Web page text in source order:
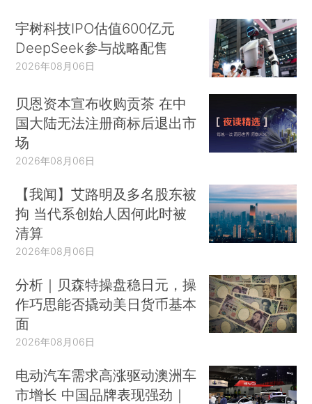
宇树科技IPO估值600亿元
DeepSeek参与战略配售
2026年08月06日
贝恩资本宣布收购贡茶 在中
国大陆无法注册商标后退出市
场
2026年08月06日
【我闻】艾路明及多名股东被
拘 当代系创始人因何此时被
清算
2026年08月06日
分析｜贝森特操盘稳日元，操
作巧思能否撬动美日货币基本
面
2026年08月06日
电动汽车需求高涨驱动澳洲车
市增长 中国品牌表现强劲｜